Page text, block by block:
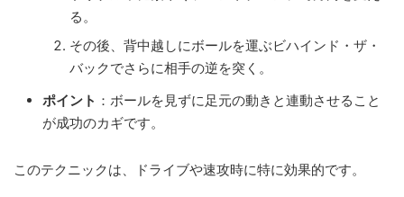
る。
その後、背中越しにボールを運ぶビハインド・ザ・
バックでさらに相手の逆を突く。
ポイント ：ボールを見ずに足元の動きと連動させること
が成功のカギです。
このテクニックは、ドライブや速攻時に特に効果的です。